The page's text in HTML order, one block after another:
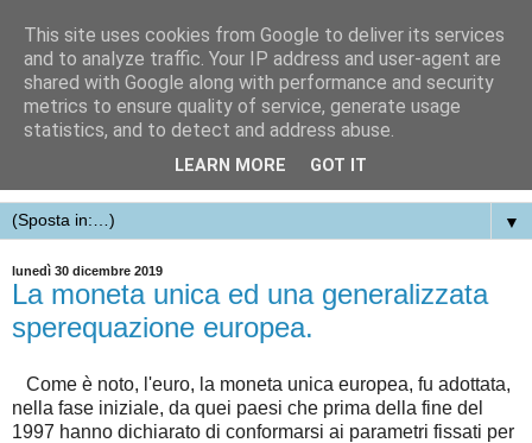
▼
lunedì 30 dicembre 2019
La moneta unica ed una generalizzata
sperequazione europea.
Come è noto, l'euro, la moneta unica europea, fu adottata,
nella fase iniziale, da quei paesi che prima della fine del
1997 hanno dichiarato di conformarsi ai parametri fissati per
This site uses cookies from Google to deliver its services
and to analyze traffic. Your IP address and user-agent are
shared with Google along with performance and security
metrics to ensure quality of service, generate usage
statistics, and to detect and address abuse.
LEARN MORE GOT IT